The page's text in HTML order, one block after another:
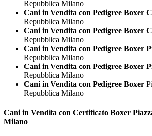
Repubblica Milano
Cani in Vendita con Pedigree Boxer
Repubblica Milano
Cani in Vendita con Pedigree Boxer
Repubblica Milano
Cani in Vendita con Pedigree Boxer
Repubblica Milano
Cani in Vendita con Pedigree Boxer
Repubblica Milano
Cani in Vendita con Pedigree Boxer
Repubblica Milano
Cani in Vendita con Certificato Boxer
Milano